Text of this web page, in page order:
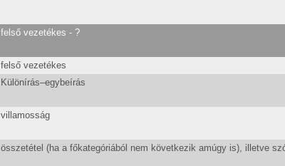
felső vezetékes - ?
felső vezetékes
Különírás–egybeírás
villamosság
összetétel (ha a főkategóriából nem következik amúgy is), illetve